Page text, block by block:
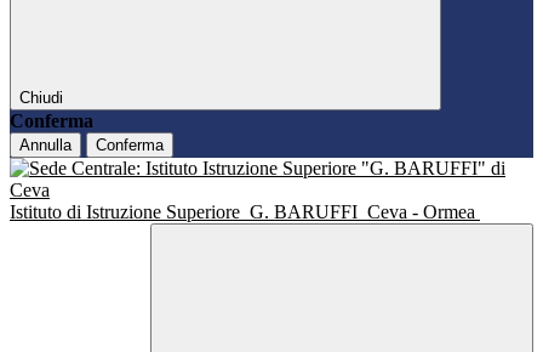
Chiudi
Conferma
Annulla Conferma
Istituto di Istruzione Superiore G. BARUFFI Ceva - Ormea